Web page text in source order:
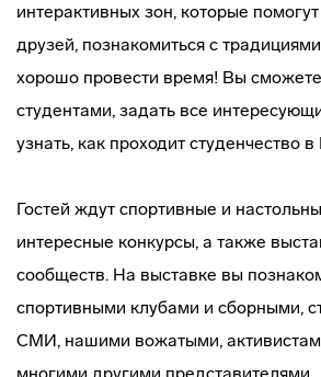
интерактивных зон, которые
друзей, познакомиться с
хорошо провести время! Вы
студентами, задать все
узнать, как проходит студенчество
Гостей ждут спортивные и
интересные конкурсы, а также
сообществ. На выставке вы
спортивными клубами и сборными,
СМИ, нашими вожатыми,